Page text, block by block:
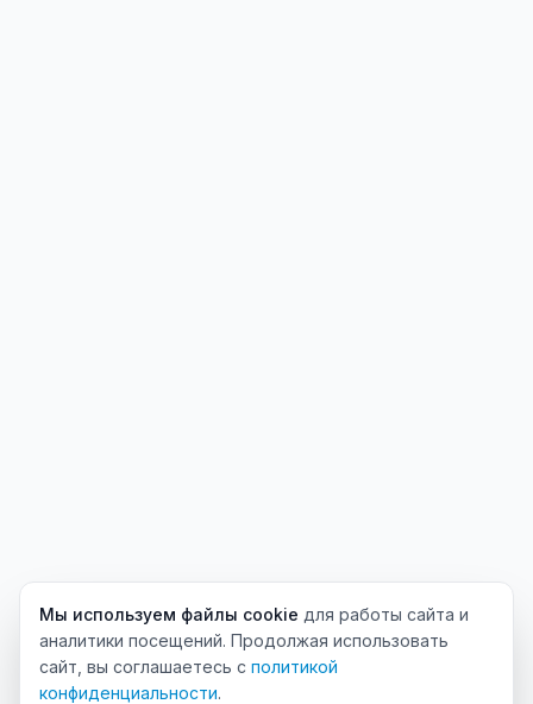
Мы используем файлы cookie для работы сайта и
аналитики посещений. Продолжая использовать
сайт, вы соглашаетесь с политикой
конфиденциальности.